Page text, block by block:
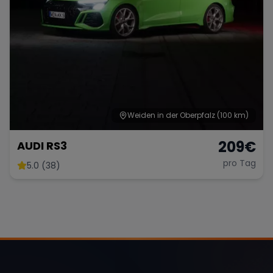
Weiden in der Oberpfalz (100 km)
AUDI RS3
5.0 (38)
209€
pro Tag